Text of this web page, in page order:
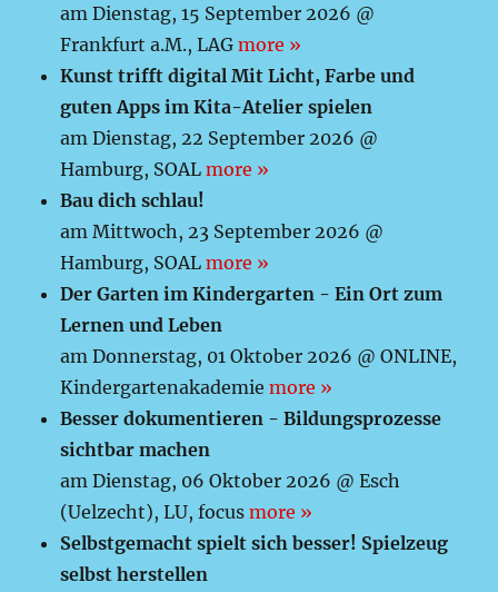
am Dienstag, 15 September 2026 @
Frankfurt a.M., LAGmore »
Kunst trifft digital Mit Licht, Farbe und
guten Apps im Kita-Atelier spielen
am Dienstag, 22 September 2026 @
Hamburg, SOALmore »
Bau dich schlau!
am Mittwoch, 23 September 2026 @
Hamburg, SOALmore »
Der Garten im Kindergarten - Ein Ort zum
Lernen und Leben
am Donnerstag, 01 Oktober 2026 @ ONLINE,
Kindergartenakademiemore »
Besser dokumentieren - Bildungsprozesse
sichtbar machen
am Dienstag, 06 Oktober 2026 @ Esch
(Uelzecht), LU, focusmore »
Selbstgemacht spielt sich besser! Spielzeug
selbst herstellen